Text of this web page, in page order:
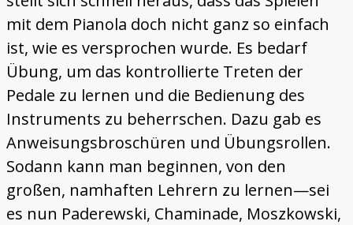
mit dem Pianola doch nicht ganz so einfach
ist, wie es versprochen wurde. Es bedarf
Übung, um das kontrollierte Treten der
Pedale zu lernen und die Bedienung des
Instruments zu beherrschen. Dazu gab es
Anweisungsbroschüren und Übungsrollen.
Sodann kann man beginnen, von den
großen, namhaften Lehrern zu lernen—sei
es nun Paderewski, Chaminade, Moszkowski,